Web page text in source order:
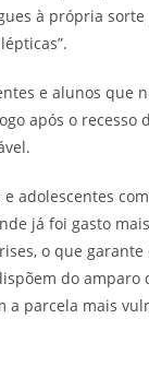
à própria
e alunos que
após o recesso
adolescentes
já foi gasto
o que
do
parcela mais